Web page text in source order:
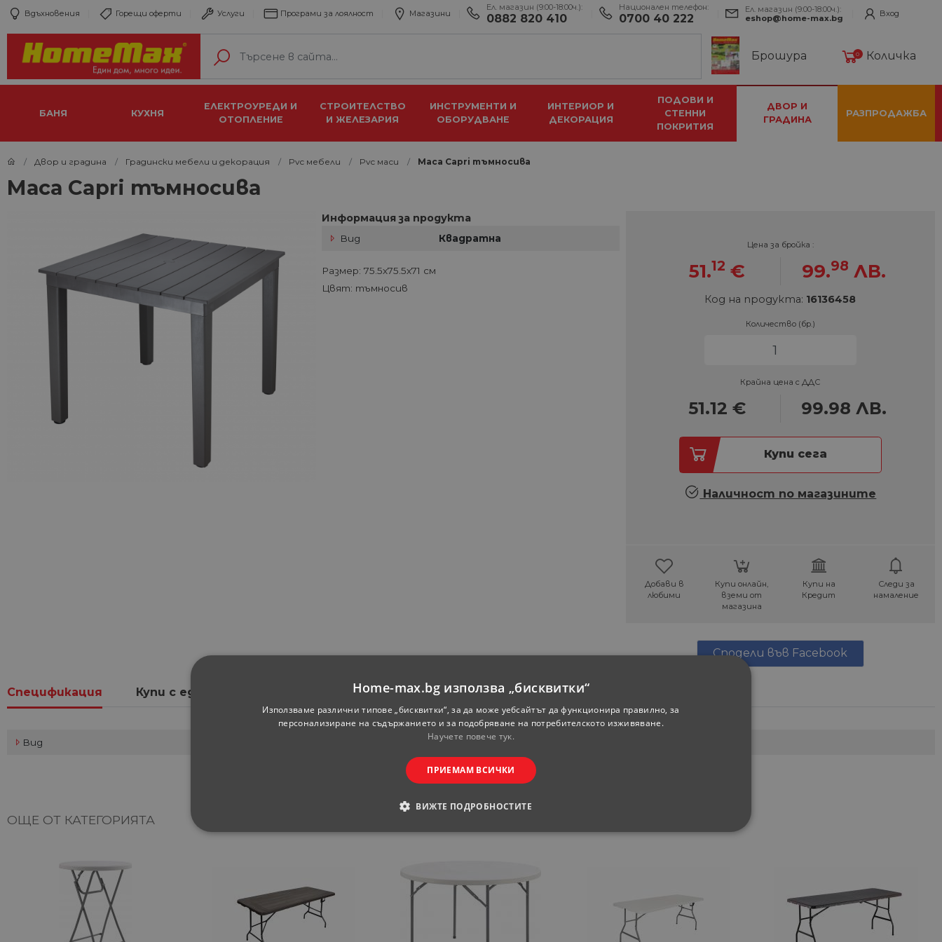
Вдъхновения Горещи оферти Услуги Програми за лоялност Магазини
Ел. магазин (9:00-18:00ч.):
0882 820 410
Национален телефон:
0700 40 222
Ел. магазин (9:00-18:00ч.):
eshop@home-max.bg
Вход
Брошура 0 Количка
БАНЯ КУХНЯ
ЕЛЕКТРОУРЕДИ И
ОТОПЛЕНИЕ
СТРОИТЕЛСТВО
И ЖЕЛЕЗАРИЯ
ИНСТРУМЕНТИ И
ОБОРУДВАНЕ
ИНТЕРИОР И
ДЕКОРАЦИЯ
ПОДОВИ И
СТЕННИ
ПОКРИТИЯ
ДВОР И
ГРАДИНА
РАЗПРОДАЖБА
Двор и градина Градински мебели и декорация Pvc мебели Pvc маси Маса Capri тъмносива
Маса Capri тъмносива
Информация за продукта
Вид Квадратна
Размер: 75.5х75.5х71 см
Цвят: тъмносив
Цена за бройка :
51.12 € 99.98 ЛВ.
Код на продукта: 16136458
Количество (бр.)
Крайна цена с ДДС
51.12 € 99.98 ЛВ.
Купи сега
Наличност по магазините
Добави в
любими
Купи онлайн,
вземи от
магазина
Купи на
Кредит
Следи за
намаление
Сподели във Facebook
Спецификация Купи с един клик
Вид
ОЩЕ ОТ КАТЕГОРИЯТА
Home-max.bg използва „бисквитки“
Използваме различни типове „бисквитки“, за да може уебсайтът да функционира правилно, за
персонализиране на съдържанието и за подобряване на потребителското изживяване.
Научете повече тук.
ПРИЕМАМ ВСИЧКИ
ВИЖТЕ ПОДРОБНОСТИТЕ
Маркетингoви Некласифицирани